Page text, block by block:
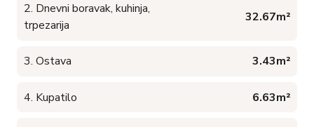
2. Dnevni boravak, kuhinja,
trpezarija
32.67m²
3. Ostava 3.43m²
4. Kupatilo 6.63m²